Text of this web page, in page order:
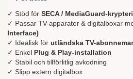
✓ Stöd för SECA / MediaGuard-
✓ Passar TV-apparater & digitalboxar
Interface)
✓ Idealisk för utländska TV-
✓ Enkel Plug & Play-installation
✓ Stabil och tillförlitlig avkodning
✓ Slipp extern digitalbox